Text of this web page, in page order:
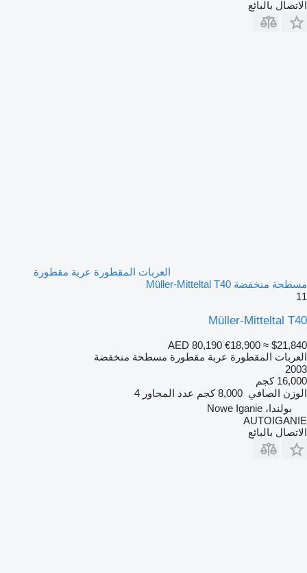
الاتصال بالبائع
العربات المقطورة عربة مقطورة
مسطحة منخفضة Müller-Mitteltal T40
11
Müller-Mitteltal T40
AED 80,190 €18,900 ≈ $21,840
العربات المقطورة عربة مقطورة مسطحة منخفضة
2003
16,000 كجم
الوزن الصافي 8,000 كجم عدد المحاور 4
بولندا، Nowe Iganie
AUTOIGANIE
الاتصال بالبائع